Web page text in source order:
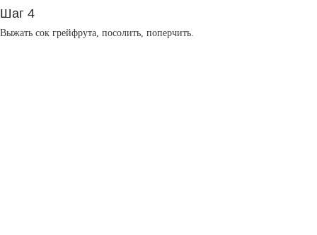
Шаг 4
Выжать сок грейфрута, посолить, поперчить.